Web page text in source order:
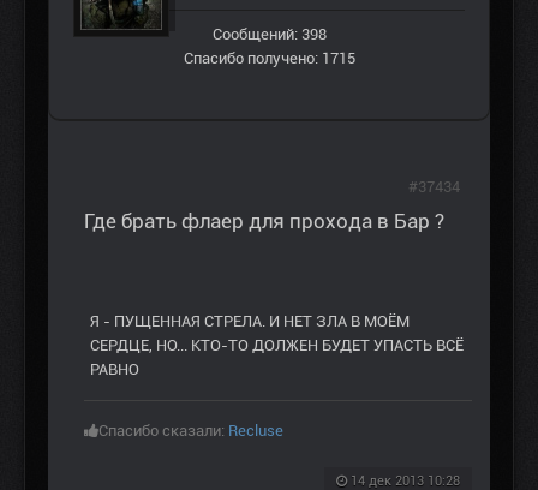
Сообщений: 398
Спасибо получено: 1715
Где брать флаер для прохода в Бар ?
Я - ПУЩЕННАЯ СТРЕЛА. И НЕТ ЗЛА В МОЁМ
СЕРДЦЕ, НО... КТО-ТО ДОЛЖЕН БУДЕТ УПАСТЬ ВСЁ
РАВНО
Спасибо сказали: Recluse
14 дек 2013 10:28
#37434